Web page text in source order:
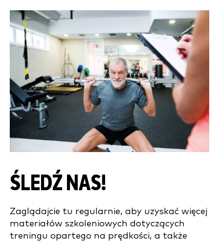
ŚLEDŹ NAS!
Zaglądajcie tu regularnie, aby uzyskać więcej
materiałów szkoleniowych dotyczących
treningu opartego na prędkości, a także